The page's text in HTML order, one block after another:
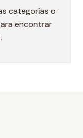
categorías o
encontrar